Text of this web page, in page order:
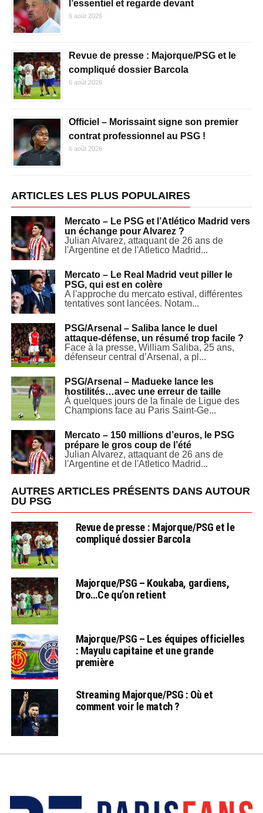
l’essentiel et regarde devant
6 août 2026
Revue de presse : Majorque/PSG et le
compliqué dossier Barcola
6 août 2026
Officiel – Morissaint signe son premier
contrat professionnel au PSG !
6 août 2026
ARTICLES LES PLUS POPULAIRES
Mercato – Le PSG et l’Atlético Madrid vers
un échange pour Alvarez ?
Julian Alvarez, attaquant de 26 ans de
l'Argentine et de l'Atletico Madrid...
Mercato – Le Real Madrid veut piller le
PSG, qui est en colère
A l'approche du mercato estival, différentes
tentatives sont lancées. Notam...
PSG/Arsenal – Saliba lance le duel
attaque-défense, un résumé trop facile ?
Face à la presse, William Saliba, 25 ans,
défenseur central d’Arsenal, a pl...
PSG/Arsenal – Madueke lance les
hostilités…avec une erreur de taille
À quelques jours de la finale de Ligue des
Champions face au Paris Saint-Ge...
Mercato – 150 millions d’euros, le PSG
prépare le gros coup de l’été
Julian Alvarez, attaquant de 26 ans de
l'Argentine et de l'Atletico Madrid...
AUTRES ARTICLES PRÉSENTS DANS AUTOUR
DU PSG
Revue de presse : Majorque/PSG et le
compliqué dossier Barcola
Majorque/PSG – Koukaba, gardiens,
Dro…Ce qu’on retient
Majorque/PSG – Les équipes officielles
: Mayulu capitaine et une grande
première
Streaming Majorque/PSG : Où et
comment voir le match ?